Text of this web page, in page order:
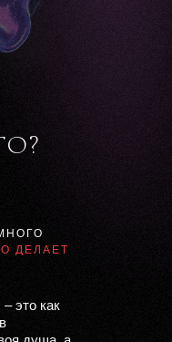
ДЕЛАЕТ
это как